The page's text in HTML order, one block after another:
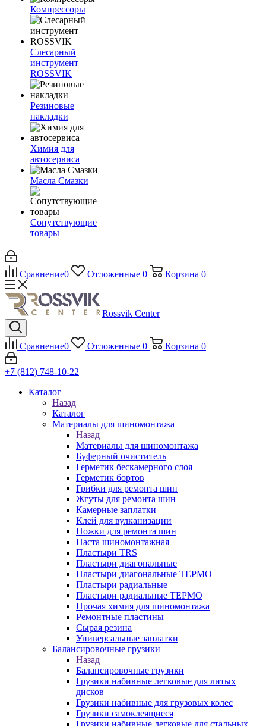
Компрессоры
Слесарный
инструмент
ROSSVIK
Резиновые
накладки
Химия для
автосервиса
Масла Смазки
Сопутствующие
товары
Сравнение0 Отложенные 0 Корзина 0
Rossvik Center
Сравнение0 Отложенные 0 Корзина 0
+7 (812) 748-10-22
Каталог
Назад
Каталог
Материалы для шиномонтажа
Назад
Материалы для шиномонтажа
Буферный очиститель
Герметик бескамерного слоя
Герметик бортов
Грибки для ремонта шин
Жгуты для ремонта шин
Камерные заплатки
Клей для вулканизации
Ножки для ремонта шин
Паста шиномонтажная
Пластыри TRS
Пластыри диагональные
Пластыри диагональные ТЕРМО
Пластыри радиальные
Пластыри радиальные ТЕРМО
Прочая химия для шиномонтажа
Ремонтные пластины
Сырая резина
Универсальные заплатки
Балансировочные грузики
Назад
Балансировочные грузики
Грузики набивные легковые для литых
дисков
Грузики набивные для грузовых колес
Грузики самоклеящиеся
Грузики набивные легковые для стальных